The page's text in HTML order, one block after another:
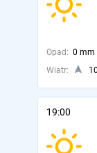
Opad: 0 mm
Wiatr:
19:00